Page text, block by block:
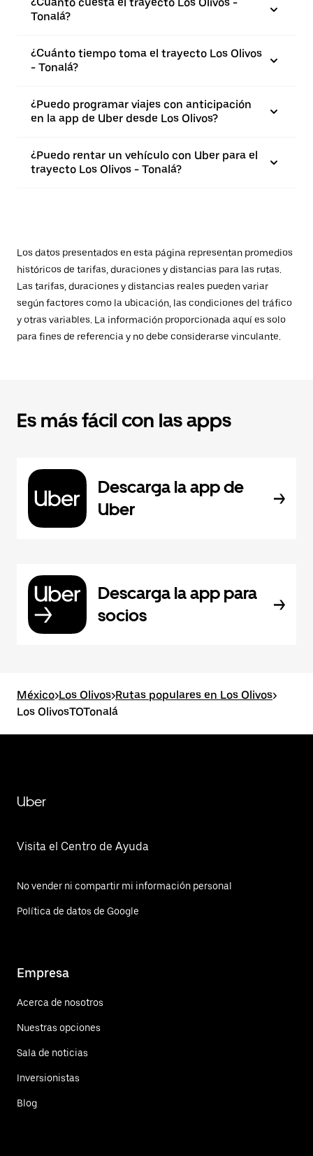
Tonalá?
¿Cuánto tiempo toma el trayecto Los Olivos
- Tonalá?
¿Puedo programar viajes con anticipación
en la app de Uber desde Los Olivos?
¿Puedo rentar un vehículo con Uber para el
trayecto Los Olivos - Tonalá?
Los datos presentados en esta página representan promedios
históricos de tarifas, duraciones y distancias para las rutas.
Las tarifas, duraciones y distancias reales pueden variar
según factores como la ubicación, las condiciones del tráfico
y otras variables. La información proporcionada aquí es solo
para fines de referencia y no debe considerarse vinculante.
Es más fácil con las apps
Descarga la app de
Uber
Descarga la app para
socios
México>Los Olivos>Rutas populares en Los Olivos>
Los OlivosTOTonalá
Uber
Visita el Centro de Ayuda
No vender ni compartir mi información personal
Política de datos de Google
Empresa
Acerca de nosotros
Nuestras opciones
Sala de noticias
Inversionistas
Blog